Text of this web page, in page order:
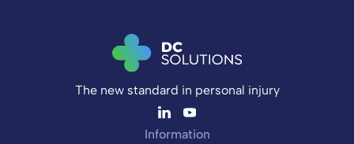
The new standard in personal injury
Information